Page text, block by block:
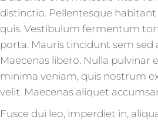
distinctio. Pellentesque
quis. Vestibulum fermentum
porta. Mauris tincidunt sem sed
Maecenas libero. Nulla pulvinar
minima veniam, quis nostrum
velit. Maecenas aliquet
Fusce dui leo, imperdiet in,